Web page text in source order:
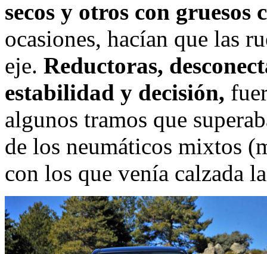
secos y otros con gruesos
ocasiones, hacían que las
eje. Reductoras,
estabilidad y decisión,
algunos tramos que
de los neumáticos mixtos
con los que venía calzada